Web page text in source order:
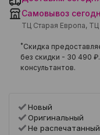
Самовывоз
ТЦ Старая Европа,
*Скидка
без скидки - 30 490 ₽
консультантов.
Новый
Оригинальный
Не распечатанный